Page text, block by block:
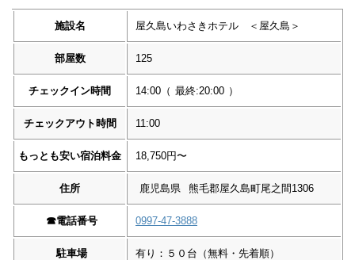
施設名 屋久島いわさきホテル ＜屋久島＞
部屋数 125
チェックイン時間 14:00 （ 最終:20:00 ）
チェックアウト時間 11:00
もっとも安い宿泊料金 18,750円〜
住所 鹿児島県 熊毛郡屋久島町尾之間1306
☎︎電話番号 0997-47-3888
駐車場 有り：５０台（無料・先着順）